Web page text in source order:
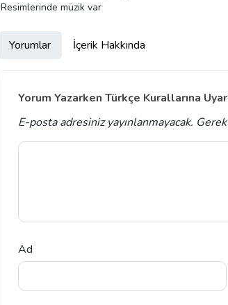
Resimlerinde müzik var
Yorumlar İçerik Hakkında
Yorum Yazarken Türkçe Kurallarına
E-posta adresiniz yayınlanmayacak.
Ad